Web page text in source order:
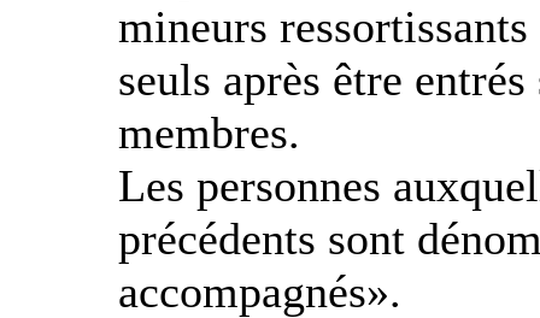
mineurs
seuls après être
membres.
Les personnes
précédents sont
accompagnés».